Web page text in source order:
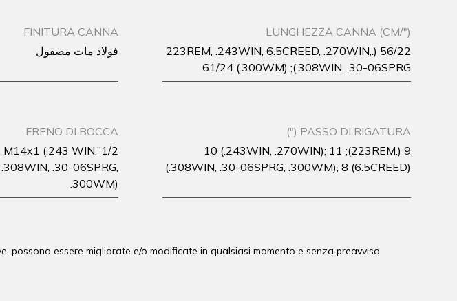
LUNGHEZZA CANNA (CM/")
56/22 (.223REM, .243WIN, 6.5CREED, .270WIN,
.308WIN, .30-06SPRG); 61/24 (.300WM)
FINITURA CANNA
فولاذ مات مصقول
PASSO DI RIGATURA (")
9 (.223REM); 10 (.243WIN, .270WIN); 11
(.308WIN, .30-06SPRG, .300WM); 8 (6.5CREED)
FRENO DI BOCCA
M14x1 (.243 WIN,
.30-06SPRG,
.300WM)
possono essere migliorate e/o modificate in qualsiasi momento e senza preavviso.